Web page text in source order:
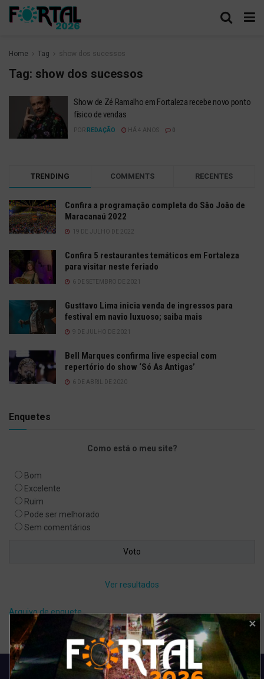
Home Tag show dos sucessos
Tag: show dos sucessos
Show de Zé Ramalho em Fortaleza recebe novo ponto
físico de vendas
POR REDAÇÃO HÁ 4 ANOS
TRENDING COMMENTS RECENTES
Confira a programação completa do São João de
Maracanaú 2022
19 DE JULHO DE 2022
Confira 5 restaurantes temáticos em Fortaleza
para visitar neste feriado
6 DE SETEMBRO DE 2021
Gusttavo Lima inicia venda de ingressos para
festival em navio luxuoso; saiba mais
9 DE JULHO DE 2021
Bell Marques confirma live especial com
repertório do show ‘Só As Antigas’
6 DE ABRIL DE 2020
Enquetes
Como está o meu site?
Bom
Excelente
Ruim
Pode ser melhorado
Sem comentários
Ver resultados
Arquivo de enquete